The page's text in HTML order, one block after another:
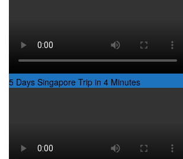
5 Days Singapore Trip in 4 Minutes